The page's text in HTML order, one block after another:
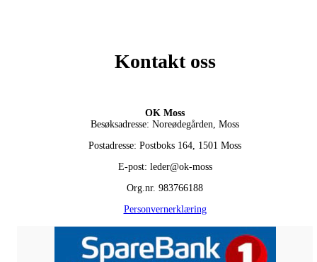
Kontakt oss
OK Moss
Besøksadresse: Noreødegården, Moss
Postadresse: Postboks 164, 1501 Moss
E-post: leder@ok-moss
Org.nr. 983766188
Personvernerklæring